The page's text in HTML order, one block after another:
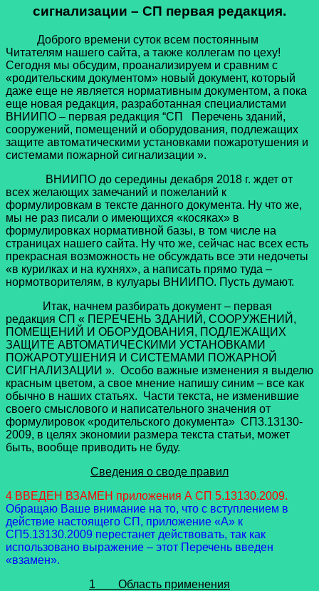
сигнализации – СП первая редакция.
Доброго времени суток всем постоянным
Читателям нашего сайта, а также коллегам по цеху!
Сегодня мы обсудим, проанализируем и сравним с
«родительским документом» новый документ, который
даже еще не является нормативным документом, а пока
еще новая редакция, разработанная специалистами
ВНИИПО – первая редакция “СП Перечень зданий,
сооружений, помещений и оборудования, подлежащих
защите автоматическими установками пожаротушения и
системами пожарной сигнализации ».
ВНИИПО до середины декабря 2018 г. ждет от
всех желающих замечаний и пожеланий к
формулировкам в тексте данного документа. Ну что же,
мы не раз писали о имеющихся «косяках» в
формулировках нормативной базы, в том числе на
страницах нашего сайта. Ну что же, сейчас нас всех есть
прекрасная возможность не обсуждать все эти недочеты
«в курилках и на кухнях», а написать прямо туда –
нормотворителям, в кулуары ВНИИПО. Пусть думают.
Итак, начнем разбирать документ – первая
редакция СП « ПЕРЕЧЕНЬ ЗДАНИЙ, СООРУЖЕНИЙ,
ПОМЕЩЕНИЙ И ОБОРУДОВАНИЯ, ПОДЛЕЖАЩИХ
ЗАЩИТЕ АВТОМАТИЧЕСКИМИ УСТАНОВКАМИ
ПОЖАРОТУШЕНИЯ И СИСТЕМАМИ ПОЖАРНОЙ
СИГНАЛИЗАЦИИ ». Особо важные изменения я выделю
красным цветом, а свое мнение напишу синим – все как
обычно в наших статьях. Части текста, не изменившие
своего смыслового и написательного значения от
формулировок «родительского документа» СП3.13130-
2009, в целях экономии размера текста статьи, может
быть, вообще приводить не буду.
Сведения о своде правил
4 ВВЕДЕН ВЗАМЕН приложения А СП 5.13130.2009.
Обращаю Ваше внимание на то, что с вступлением в
действие настоящего СП, приложение «А» к
СП5.13130.2009 перестанет действовать, так как
использовано выражение – этот Перечень введен
«взамен».
1 Область применения